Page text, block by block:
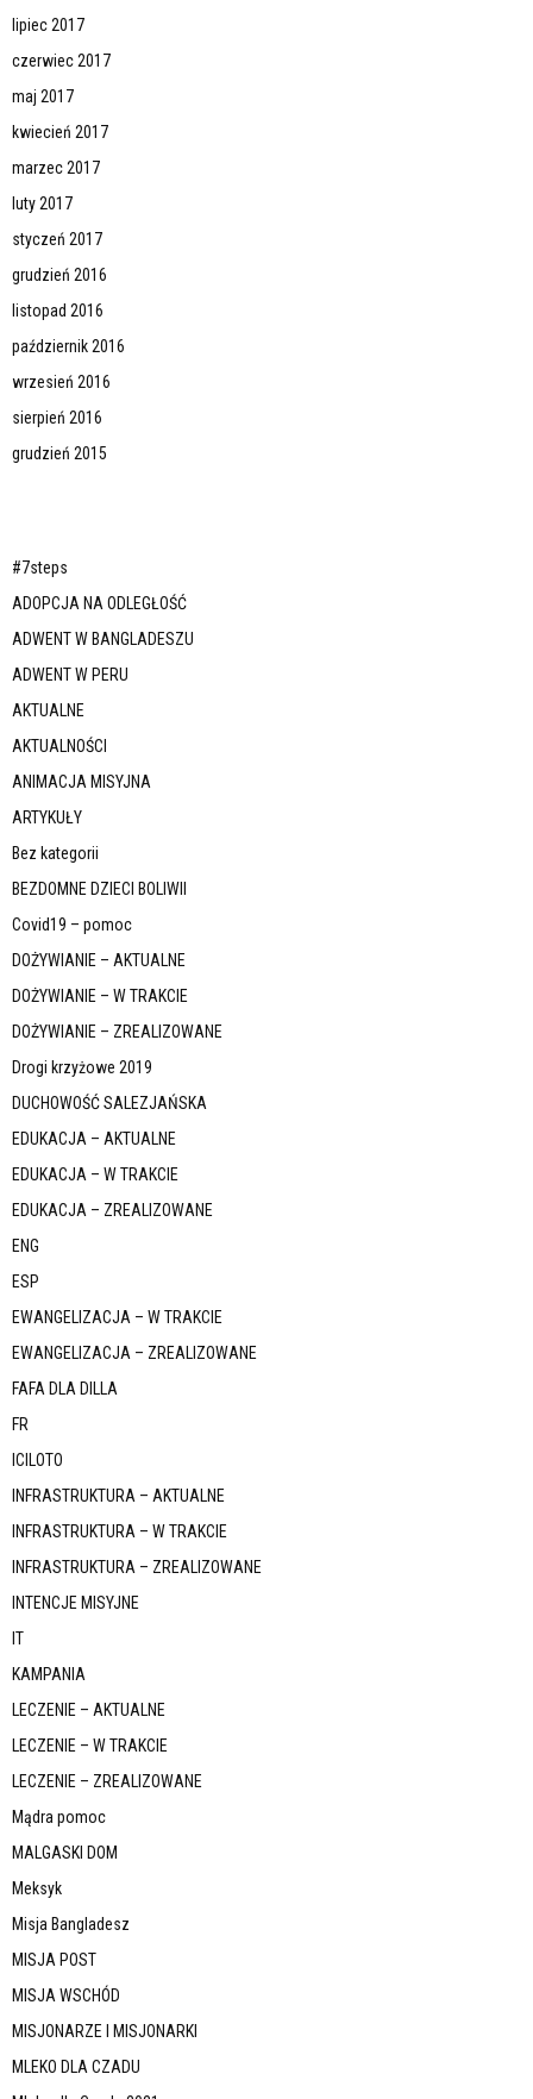
lipiec 2017
czerwiec 2017
maj 2017
kwiecień 2017
marzec 2017
luty 2017
styczeń 2017
grudzień 2016
listopad 2016
październik 2016
wrzesień 2016
sierpień 2016
grudzień 2015
#7steps
ADOPCJA NA ODLEGŁOŚĆ
ADWENT W BANGLADESZU
ADWENT W PERU
AKTUALNE
AKTUALNOŚCI
ANIMACJA MISYJNA
ARTYKUŁY
Bez kategorii
BEZDOMNE DZIECI BOLIWII
Covid19 – pomoc
DOŻYWIANIE – AKTUALNE
DOŻYWIANIE – W TRAKCIE
DOŻYWIANIE – ZREALIZOWANE
Drogi krzyżowe 2019
DUCHOWOŚĆ SALEZJAŃSKA
EDUKACJA – AKTUALNE
EDUKACJA – W TRAKCIE
EDUKACJA – ZREALIZOWANE
ENG
ESP
EWANGELIZACJA – W TRAKCIE
EWANGELIZACJA – ZREALIZOWANE
FAFA DLA DILLA
FR
ICILOTO
INFRASTRUKTURA – AKTUALNE
INFRASTRUKTURA – W TRAKCIE
INFRASTRUKTURA – ZREALIZOWANE
INTENCJE MISYJNE
IT
KAMPANIA
LECZENIE – AKTUALNE
LECZENIE – W TRAKCIE
LECZENIE – ZREALIZOWANE
Mądra pomoc
MALGASKI DOM
Meksyk
Misja Bangladesz
MISJA POST
MISJA WSCHÓD
MISJONARZE I MISJONARKI
MLEKO DLA CZADU